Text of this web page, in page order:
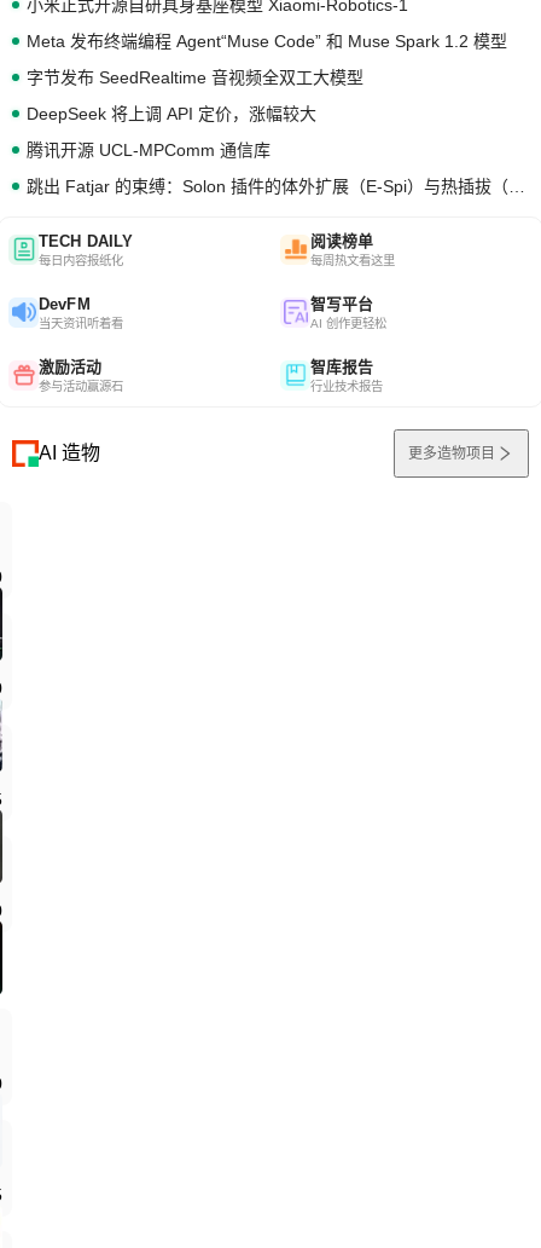
小米正式开源自研具身基座模型 Xiaomi-Robotics-1
Meta 发布终端编程 Agent“Muse Code” 和 Muse Spark 1.2 模型
字节发布 SeedRealtime 音视频全双工大模型
DeepSeek 将上调 API 定价，涨幅较大
腾讯开源 UCL-MPComm 通信库
TECH DAILY
每日内容报纸化
阅读榜单
每周热文看这里
DevFM
当天资讯听着看
智写平台
AI 创作更轻松
激励活动
参与活动赢源石
智库报告
行业技术报告
AI 造物 更多造物项目